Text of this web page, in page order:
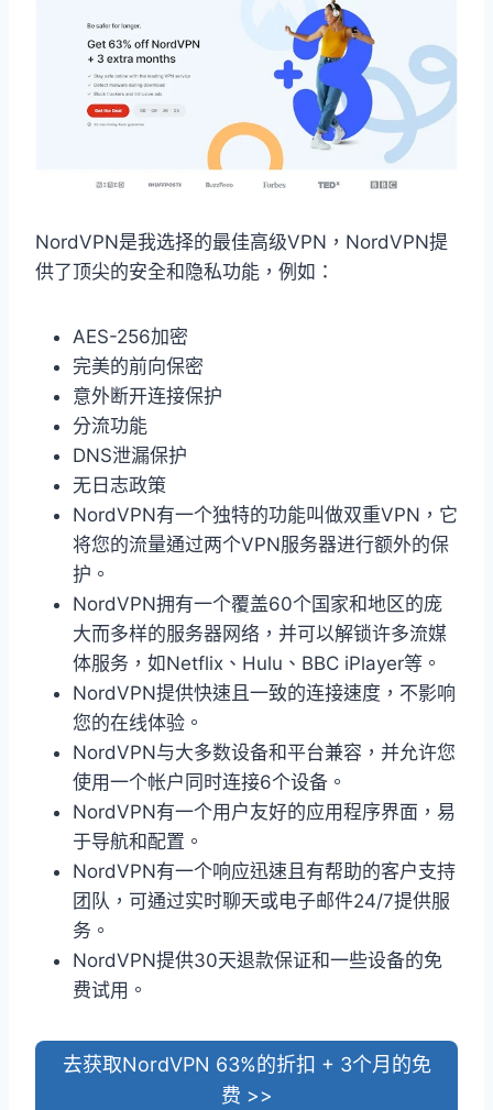
NordVPN是我选择的最佳高级VPN，NordVPN提
供了顶尖的安全和隐私功能，例如：
AES-256加密
完美的前向保密
意外断开连接保护
分流功能
DNS泄漏保护
无日志政策
NordVPN有一个独特的功能叫做双重VPN，它
将您的流量通过两个VPN服务器进行额外的保
护。
NordVPN拥有一个覆盖60个国家和地区的庞
大而多样的服务器网络，并可以解锁许多流媒
体服务，如Netflix、Hulu、BBC iPlayer等。
NordVPN提供快速且一致的连接速度，不影响
您的在线体验。
NordVPN与大多数设备和平台兼容，并允许您
使用一个帐户同时连接6个设备。
NordVPN有一个用户友好的应用程序界面，易
于导航和配置。
NordVPN有一个响应迅速且有帮助的客户支持
团队，可通过实时聊天或电子邮件24/7提供服
务。
NordVPN提供30天退款保证和一些设备的免
费试用。
去获取NordVPN 63%的折扣 + 3个月的免
费 >>